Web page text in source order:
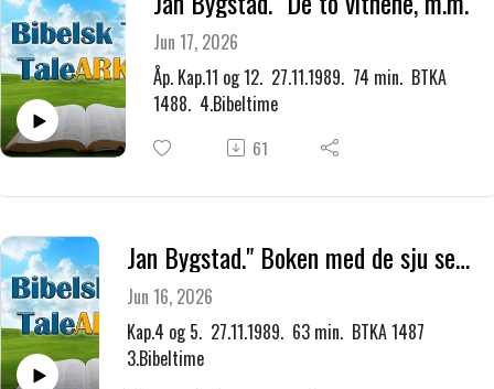
Jun 17, 2026
Åp. Kap.11 og 12. 27.11.1989. 74 min. BTKA
1488. 4.Bibeltime
61
Jan Bygstad." Boken med de sju segl."
Jun 16, 2026
Kap.4 og 5. 27.11.1989. 63 min. BTKA 1487
3.Bibeltime